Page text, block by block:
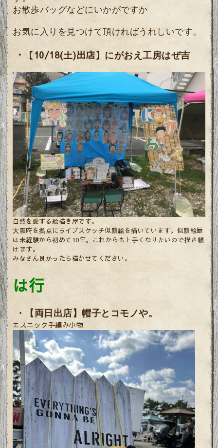
お散歩バッグなどにいかがですか
お気に入りを見つけて頂ければうれしいです。
・【10/18(土)出店】 にがおえ工房はぜ吉
自然を愛する絵描き屋です。
大阪府を拠点にライブスケッチ似顔絵を描いています。似顔絵歴
は未経験から初めて10年。これからも上手くなりたいので描き続
けます。
みなさん良かったら描かせてください。
は行
・【両日出店】帽子とコモノや。
エスニック手編み小物